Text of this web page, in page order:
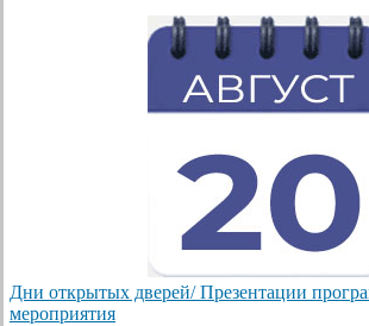
Дни открытых дверей/ Презентации
мероприятия